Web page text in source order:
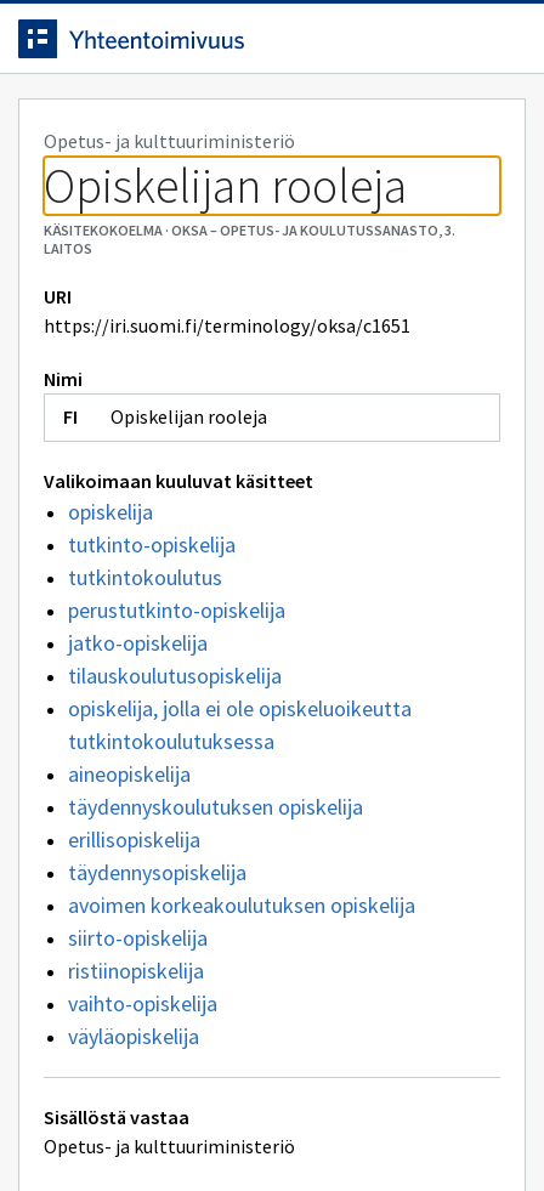
Siirrytty
sivulle
Siirry suoraan sisältöön.
Opetus- ja kulttuuriministeriö
Opiskelijan rooleja
KÄSITEKOKOELMA· OKSA – OPETUS- JA KOULUTUSSANASTO, 3.
LAITOS
URI
https://iri.suomi.fi/terminology/oksa/c1651
Nimi
Opiskelijan rooleja
Valikoimaan kuuluvat käsitteet
opiskelija
tutkinto-opiskelija
tutkintokoulutus
perustutkinto-opiskelija
jatko-opiskelija
tilauskoulutusopiskelija
opiskelija, jolla ei ole opiskeluoikeutta
tutkintokoulutuksessa
aineopiskelija
täydennyskoulutuksen opiskelija
erillisopiskelija
täydennysopiskelija
avoimen korkeakoulutuksen opiskelija
siirto-opiskelija
ristiinopiskelija
vaihto-opiskelija
väyläopiskelija
Tekniset
lisätiedot
Sisällöstä vastaa
Opetus- ja kulttuuriministeriö